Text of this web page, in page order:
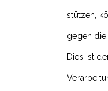
stützen,
gegen die
Dies ist